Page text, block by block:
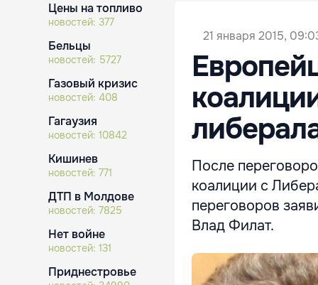
Цены на топливо
новостей: 377
Бельцы
новостей: 5727
Газовый кризис
новостей: 408
Гагаузия
новостей: 10842
Кишинев
новостей: 771
ДТП в Молдове
новостей: 7825
Нет войне
новостей: 131
Приднестровье
21 января 2015,
После
коалиции с
переговоров
Влад Филат.